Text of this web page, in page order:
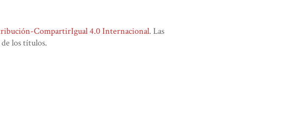
CompartirIgual 4.0 Internacional. Las
los títulos.